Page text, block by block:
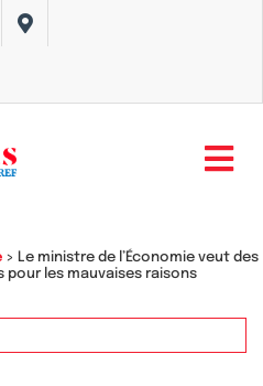
> Le ministre de l’Économie veut des
pour les mauvaises raisons